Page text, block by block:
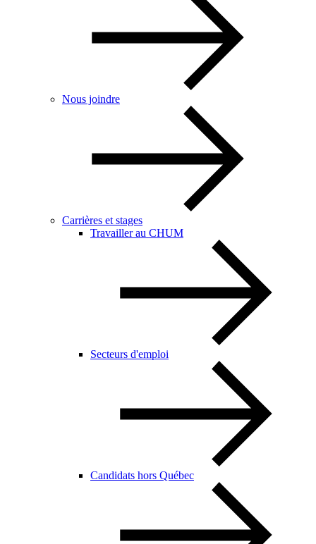
Nous joindre
Carrières et stages
Travailler au CHUM
Secteurs d'emploi
Candidats hors Québec